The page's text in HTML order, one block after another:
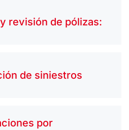
revisión de pólizas:
de siniestros
por